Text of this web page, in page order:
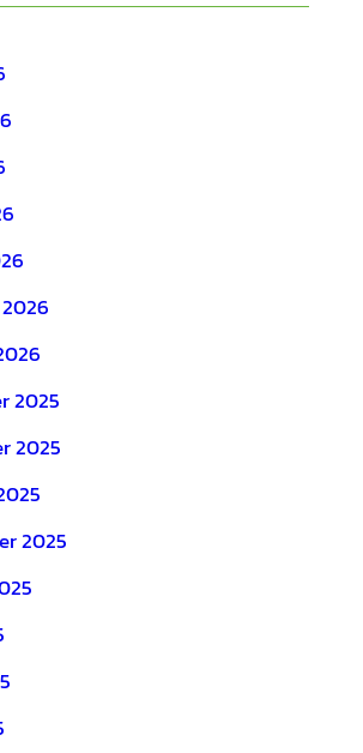
2025
2025
2025